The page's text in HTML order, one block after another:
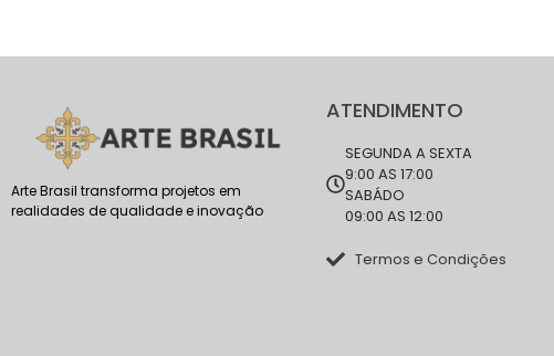
Arte Brasil transforma projetos em
realidades de qualidade e inovação
ATENDIMENTO
SEGUNDA A SEXTA
9:00 AS 17:00
SABÁDO
09:00 AS 12:00
Termos e Condições